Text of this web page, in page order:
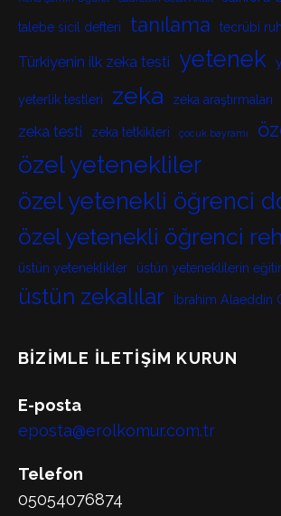
talebe sicil defteri tanılama tecrübi
Türkiyenin ilk zeka testi yetenek
yeterlik testleri zeka zeka araştırmaları
zeka testi zeka tetkikleri çocuk bayramı
özel yetenekliler
özel yetenekli öğrenci
özel yetenekli öğrenci
üstün yeteneklikler üstün yeteneklilerin
üstün zekalılar İbrahim Alaeddin
BIZIMLE İLETIŞIM KURUN
E-posta
eposta@erolkomur.com.tr
Telefon
05054076874